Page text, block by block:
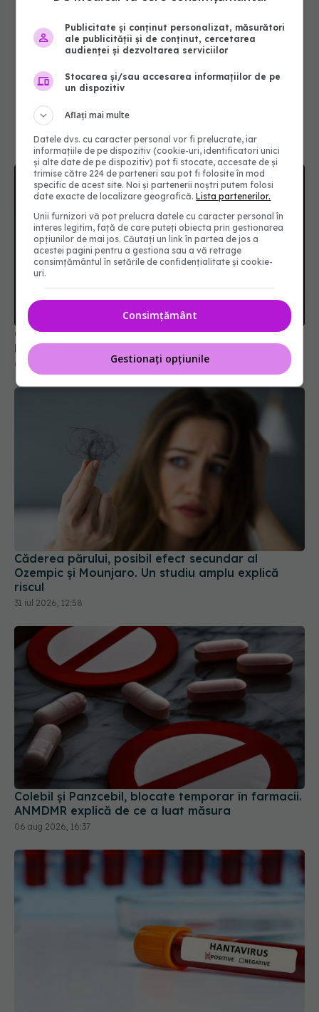
Colebil și Panzcebil, blocate la vânzare în
România. Anunțul făcut de Biofarm
04 aug 2026, 19:47
Căderea părului, posibil efect secundar al
Ozempic și Mounjaro. Un studiu amplu explică
riscul
31 iul 2026, 12:58
Colebil și Panzcebil, blocate temporar în farmacii.
ANMDMR explică de ce a luat măsura
06 aug 2026, 16:37
Publicitate și conținut personalizat, măsurători
ale publicității și de conținut, cercetarea
audienței și dezvoltarea serviciilor
Stocarea și/sau accesarea informațiilor de pe
un dispozitiv
Aflați mai multe
Datele dvs. cu caracter personal vor fi prelucrate, iar
informațiile de pe dispozitiv (cookie-uri, identificatori unici
și alte date de pe dispozitiv) pot fi stocate, accesate de și
trimise către 224 de parteneri sau pot fi folosite în mod
specific de acest site. Noi și partenerii noștri putem folosi
date exacte de localizare geografică.Lista partenerilor.
Unii furnizori vă pot prelucra datele cu caracter personal în
interes legitim, față de care puteți obiecta prin gestionarea
opțiunilor de mai jos. Căutați un link în partea de jos a
acestei pagini pentru a gestiona sau a vă retrage
consimțământul în setările de confidențialitate și cookie-
uri.
Consimțământ
Gestionați opțiunile